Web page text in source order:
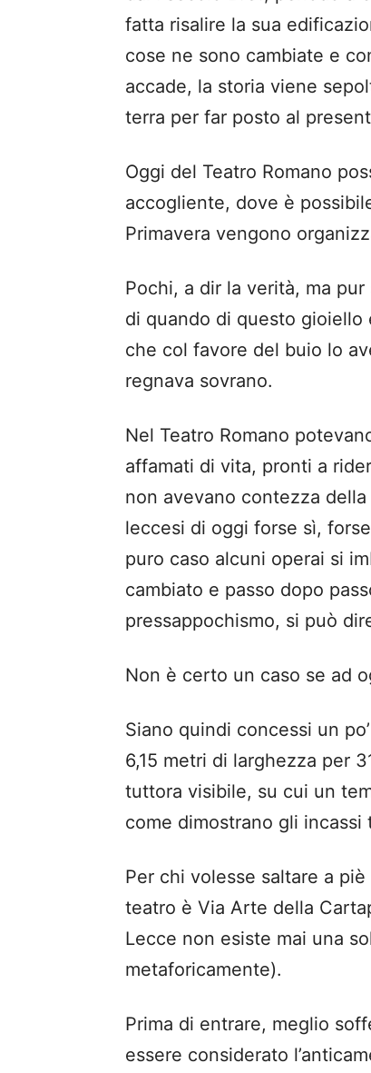
fatta risalire la sua
cose ne sono cambiate e
accade, la storia viene
terra per far posto al
Oggi del Teatro Romano
accogliente, dove è
Primavera vengono
Pochi, a dir la verità, ma
di quando di questo gioiello
che col favore del buio lo
regnava sovrano.
Nel Teatro Romano
affamati di vita, pronti a
non avevano contezza
leccesi di oggi forse sì,
puro caso alcuni operai si
cambiato e passo dopo
pressappochismo, si può
Non è certo un caso se ad
Siano quindi concessi un
6,15 metri di larghezza per
tuttora visibile, su cui un
come dimostrano gli incassi
Per chi volesse saltare a
teatro è Via Arte della
Lecce non esiste mai una
metaforicamente).
Prima di entrare, meglio
essere considerato